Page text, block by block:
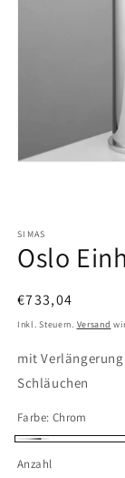
SIMAS
Oslo
Normaler
Preis
€733,04
Inkl. Steuern. Versand
mit
Schläuchen
Farbe: Chrom
Anzahl
Anzahl